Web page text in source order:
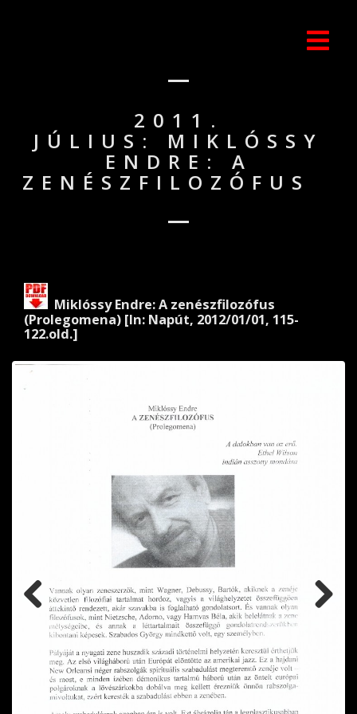
2011.
JÚLIUS: MIKLÓSSY
ENDRE: A
ZENÉSZFILOZÓFUS
MiklóssyEndre:Azenészfilozófus
(Prolegomena) [In: Napút, 2012/01/01, 115-
122.old.]